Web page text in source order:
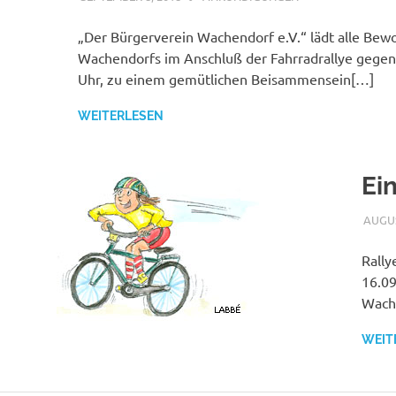
„Der Bürgerverein Wachendorf e.V.“ lädt alle
Wachendorfs im Anschluß der Fahrradrallye
Uhr, zu einem gemütlichen Beisammensein[…]
WEITERLESEN